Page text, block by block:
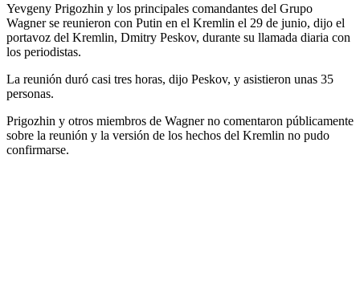
Yevgeny Prigozhin y los principales comandantes del Grupo
Wagner se reunieron con Putin en el Kremlin el 29 de junio, dijo el
portavoz del Kremlin, Dmitry Peskov, durante su llamada diaria con
los periodistas.
La reunión duró casi tres horas, dijo Peskov, y asistieron unas 35
personas.
Prigozhin y otros miembros de Wagner no comentaron públicamente
sobre la reunión y la versión de los hechos del Kremlin no pudo
confirmarse.